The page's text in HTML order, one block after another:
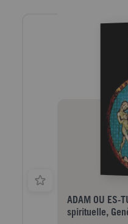
ADAM OU ES-
spirituelle,